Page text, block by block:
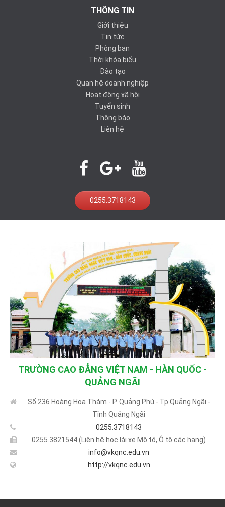
THÔNG TIN
Giới thiệu
Tin tức
Phòng ban
Thời khóa biểu
Đào tạo
Quan hệ doanh nghiệp
Hoạt động xã hội
Tuyển sinh
Thông báo
Liên hệ
0255.3718143
TRƯỜNG CAO ĐẲNG VIỆT NAM - HÀN QUỐC -
QUẢNG NGÃI
Số 236 Hoàng Hoa Thám - P. Quảng Phú - Tp Quảng Ngãi -
Tỉnh Quảng Ngãi
0255.3718143
0255.3821544 (Liên hệ học lái xe Mô tô, Ô tô các hạng)
info@vkqnc.edu.vn
http://vkqnc.edu.vn